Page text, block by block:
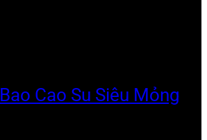
Bao Cao Su Siêu Mỏng